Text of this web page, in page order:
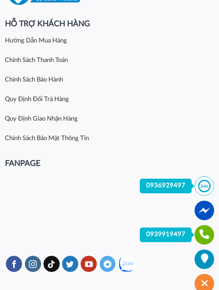
HỖ TRỢ KHÁCH HÀNG
Hướng Dẫn Mua Hàng
Chính Sách Thanh Toán
Chính Sách Bảo Hành
Quy Định Đổi Trả Hàng
Quy Định Giao Nhận Hàng
Chính Sách Bảo Mật Thông Tin
FANPAGE
0936929497
0939919497